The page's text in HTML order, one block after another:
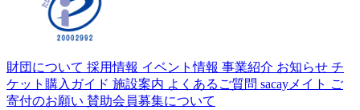
財団について 採用情報 イベント情報 事業紹介 お知らせ チ
ケット購入ガイド 施設案内 よくあるご質問 sacayメイト ご
寄付のお願い 賛助会員募集について